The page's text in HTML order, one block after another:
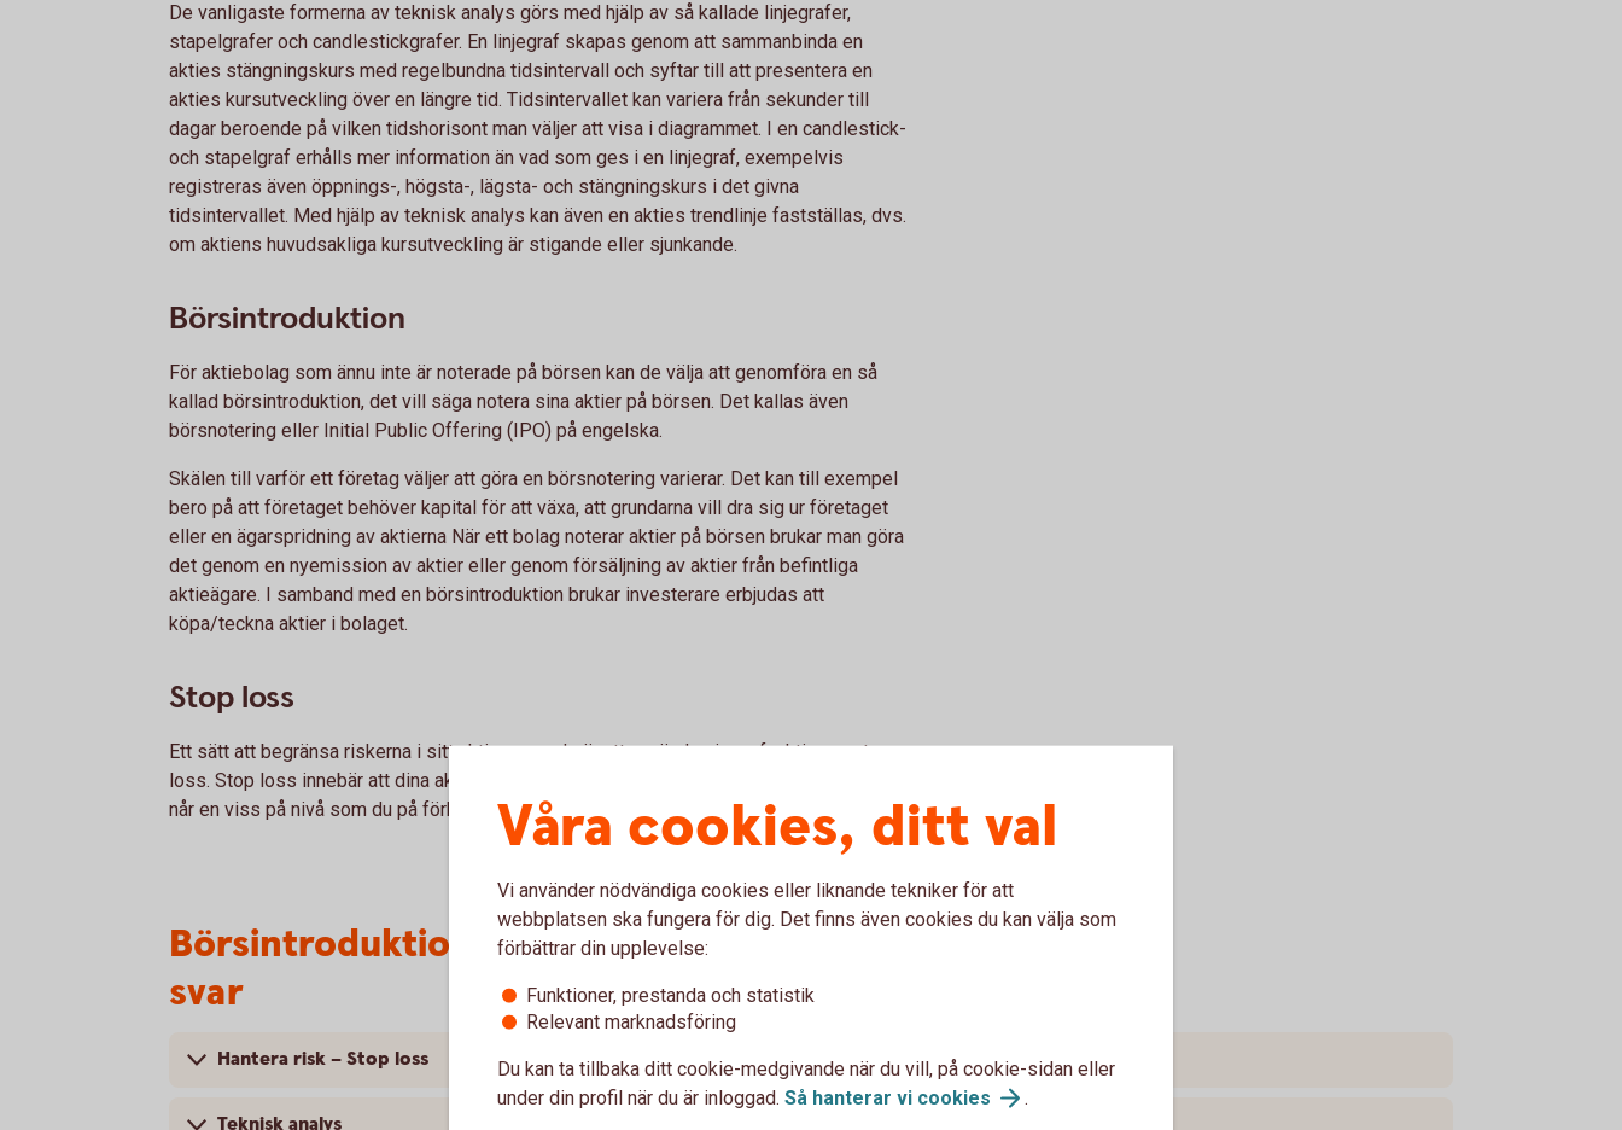
De vanligaste formerna av teknisk analys görs med hjälp av så kallade linjegrafer,
stapelgrafer och candlestickgrafer. En linjegraf skapas genom att sammanbinda en
akties stängningskurs med regelbundna tidsintervall och syftar till att presentera en
akties kursutveckling över en längre tid. Tidsintervallet kan variera från sekunder till
dagar beroende på vilken tidshorisont man väljer att visa i diagrammet. I en candlestick-
och stapelgraf erhålls mer information än vad som ges i en linjegraf, exempelvis
registreras även öppnings-, högsta-, lägsta- och stängningskurs i det givna
tidsintervallet. Med hjälp av teknisk analys kan även en akties trendlinje fastställas, dvs.
om aktiens huvudsakliga kursutveckling är stigande eller sjunkande.
Börsintroduktion
För aktiebolag som ännu inte är noterade på börsen kan de välja att genomföra en så
kallad börsintroduktion, det vill säga notera sina aktier på börsen. Det kallas även
börsnotering eller Initial Public Offering (IPO) på engelska.
Skälen till varför ett företag väljer att göra en börsnotering varierar. Det kan till exempel
bero på att företaget behöver kapital för att växa, att grundarna vill dra sig ur företaget
eller en ägarspridning av aktierna När ett bolag noterar aktier på börsen brukar man göra
det genom en nyemission av aktier eller genom försäljning av aktier från befintliga
aktieägare. I samband med en börsintroduktion brukar investerare erbjudas att
köpa/teckna aktier i bolaget.
Stop loss
Ett sätt att begränsa riskerna i sitt aktiesparande är att använda sig av funktionen stop
loss. Stop loss innebär att dina aktier per automatik kommer att säljas om aktiekursen
når en viss på nivå som du på förhand har bestämt.
Börsintroduktion, trendanalys mm – frågor och
svar
Hantera risk – Stop loss
Teknisk analys
Våra cookies, ditt val
Vi använder nödvändiga cookies eller liknande tekniker för att
webbplatsen ska fungera för dig. Det finns även cookies du kan välja som
förbättrar din upplevelse:
Funktioner, prestanda och statistik
Relevant marknadsföring
Du kan ta tillbaka ditt cookie-medgivande när du vill, på cookie-sidan eller
under din profil när du är inloggad. Så hanterar vi cookies .